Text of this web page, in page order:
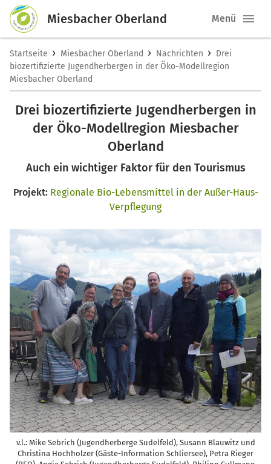
Miesbacher Oberland Menü
Startseite › Miesbacher Oberland › Nachrichten › Drei
biozertifizierte Jugendherbergen in der Öko-Modellregion
Miesbacher Oberland
Drei biozertifizierte Jugendherbergen in
der Öko-Modellregion Miesbacher
Oberland
Auch ein wichtiger Faktor für den Tourismus
Projekt: Regionale Bio-Lebensmittel in der Außer-Haus-
Verpflegung
v.l.: Mike Sebrich (Jugendherberge Sudelfeld), Susann Blauwitz und
Christina Hochholzer (Gäste-Information Schliersee), Petra Rieger